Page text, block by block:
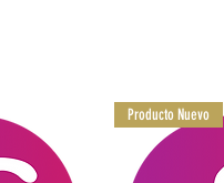
Producto Nuevo